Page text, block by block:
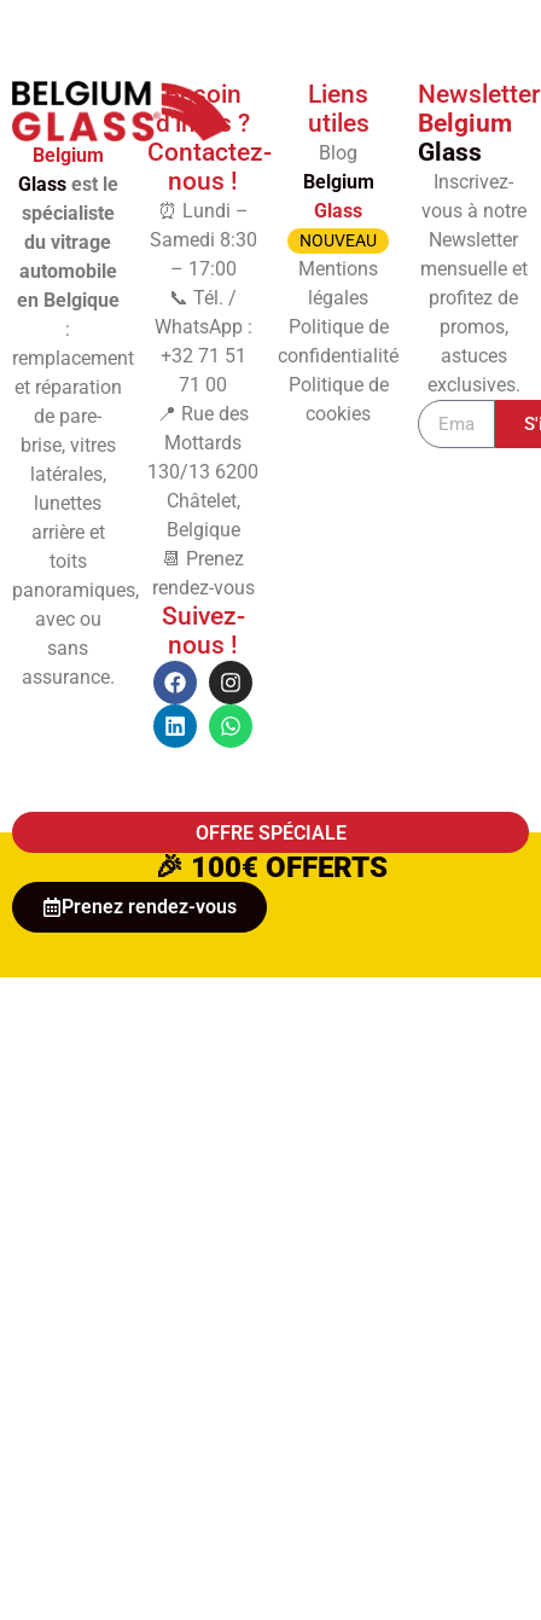
Belgium
Glassest le
spécialiste
du vitrage
automobile
en Belgique
:
remplacement
et réparation
de pare-
brise, vitres
latérales,
lunettes
arrière et
toits
panoramiques,
avec ou
sans
assurance.
Besoin
d'infos ?
Contactez-
nous !
⏰ Lundi –
Samedi 8:30
– 17:00
📞 Tél. /
WhatsApp :
+32 71 51
71 00
📍 Rue des
Mottards
130/13 6200
Châtelet,
Belgique
📆 Prenez
rendez-vous
Suivez-
nous !
Liens
utiles
Blog
Belgium
Glass
NOUVEAU
Mentions
légales
Politique de
confidentialité
Politique de
cookies
Newsletter
Belgium
Glass
Inscrivez-
vous à notre
Newsletter
mensuelle et
profitez de
promos,
astuces
exclusives.
OFFRE SPÉCIALE
🎉 100€ OFFERTS
Prenez rendez-vous